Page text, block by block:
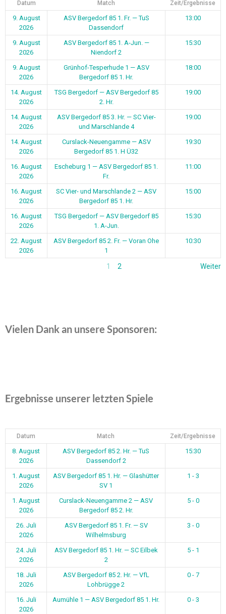
Datum Match Zeit/Ergebnisse
9. August
2026
ASV Bergedorf 85 1. Fr. — TuS
Dassendorf
13:00
9. August
2026
ASV Bergedorf 85 1. A-Jun. —
Niendorf 2
15:30
9. August
2026
Grünhof-Tesperhude 1 — ASV
Bergedorf 85 1. Hr.
18:00
14. August
2026
TSG Bergedorf — ASV Bergedorf 85
2. Hr.
19:00
14. August
2026
ASV Bergedorf 85 3. Hr. — SC Vier-
und Marschlande 4
19:00
14. August
2026
Curslack-Neuengamme — ASV
Bergedorf 85 1. H Ü32
19:30
16. August
2026
Escheburg 1 — ASV Bergedorf 85 1.
Fr.
11:00
16. August
2026
SC Vier- und Marschlande 2 — ASV
Bergedorf 85 1. Hr.
15:00
16. August
2026
TSG Bergedorf — ASV Bergedorf 85
1. A-Jun.
15:30
22. August
2026
ASV Bergedorf 85 2. Fr. — Voran Ohe
1
10:30
1 2 Weiter
Vielen Dank an unsere Sponsoren:
Ergebnisse unserer letzten Spiele
Datum Match Zeit/Ergebnisse
8. August
2026
ASV Bergedorf 85 2. Hr. — TuS
Dassendorf 2
15:30
1. August
2026
ASV Bergedorf 85 1. Hr. — Glashütter
SV 1
1 - 3
1. August
2026
Curslack-Neuengamme 2 — ASV
Bergedorf 85 2. Hr.
5 - 0
26. Juli
2026
ASV Bergedorf 85 1. Fr. — SV
Wilhelmsburg
3 - 0
24. Juli
2026
ASV Bergedorf 85 1. Hr. — SC Eilbek
2
5 - 1
18. Juli
2026
ASV Bergedorf 85 2. Hr. — VfL
Lohbrügge 2
0 - 7
16. Juli
2026
Aumühle 1 — ASV Bergedorf 85 1. Hr. 0 - 3